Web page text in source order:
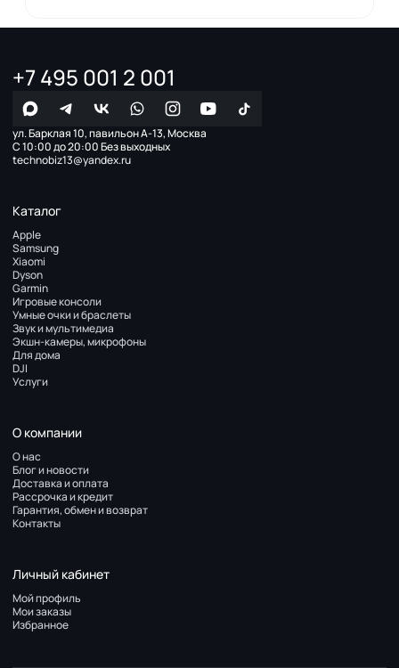
+7 495 001 2 001
ул. Барклая 10, павильон А-13, Москва
С 10:00 до 20:00 Без выходных
technobiz13@yandex.ru
Каталог
Apple
Samsung
Xiaomi
Dyson
Garmin
Игровые консоли
Умные очки и браслеты
Звук и мультимедиа
Экшн-камеры, микрофоны
Для дома
DJI
Услуги
О компании
О нас
Блог и новости
Доставка и оплата
Рассрочка и кредит
Гарантия, обмен и возврат
Контакты
Личный кабинет
Мой профиль
Мои заказы
Избранное